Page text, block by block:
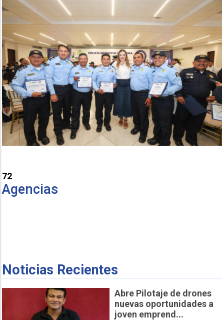
72
Agencias
Noticias Recientes
Abre Pilotaje de drones
nuevas oportunidades a
joven emprend...